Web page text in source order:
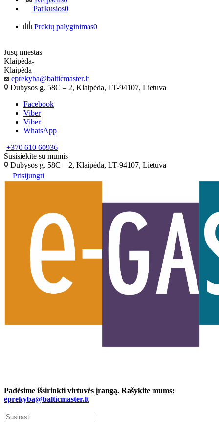
Patikusios0
Prekių palyginimas0
Jūsų miestas
Klaipėda
Klaipėda
eprekyba@balticmaster.lt
Dubysos g. 58C – 2, Klaipėda, LT-94107, Lietuva
Facebook
Viber
Viber
WhatsApp
+370 610 60936
Susisiekite su mumis
Dubysos g. 58C – 2, Klaipėda, LT-94107, Lietuva
Prisijungti
Padėsime išsirinkti virtuvės įrangą. Rašykite mums:
eprekyba@balticmaster.lt